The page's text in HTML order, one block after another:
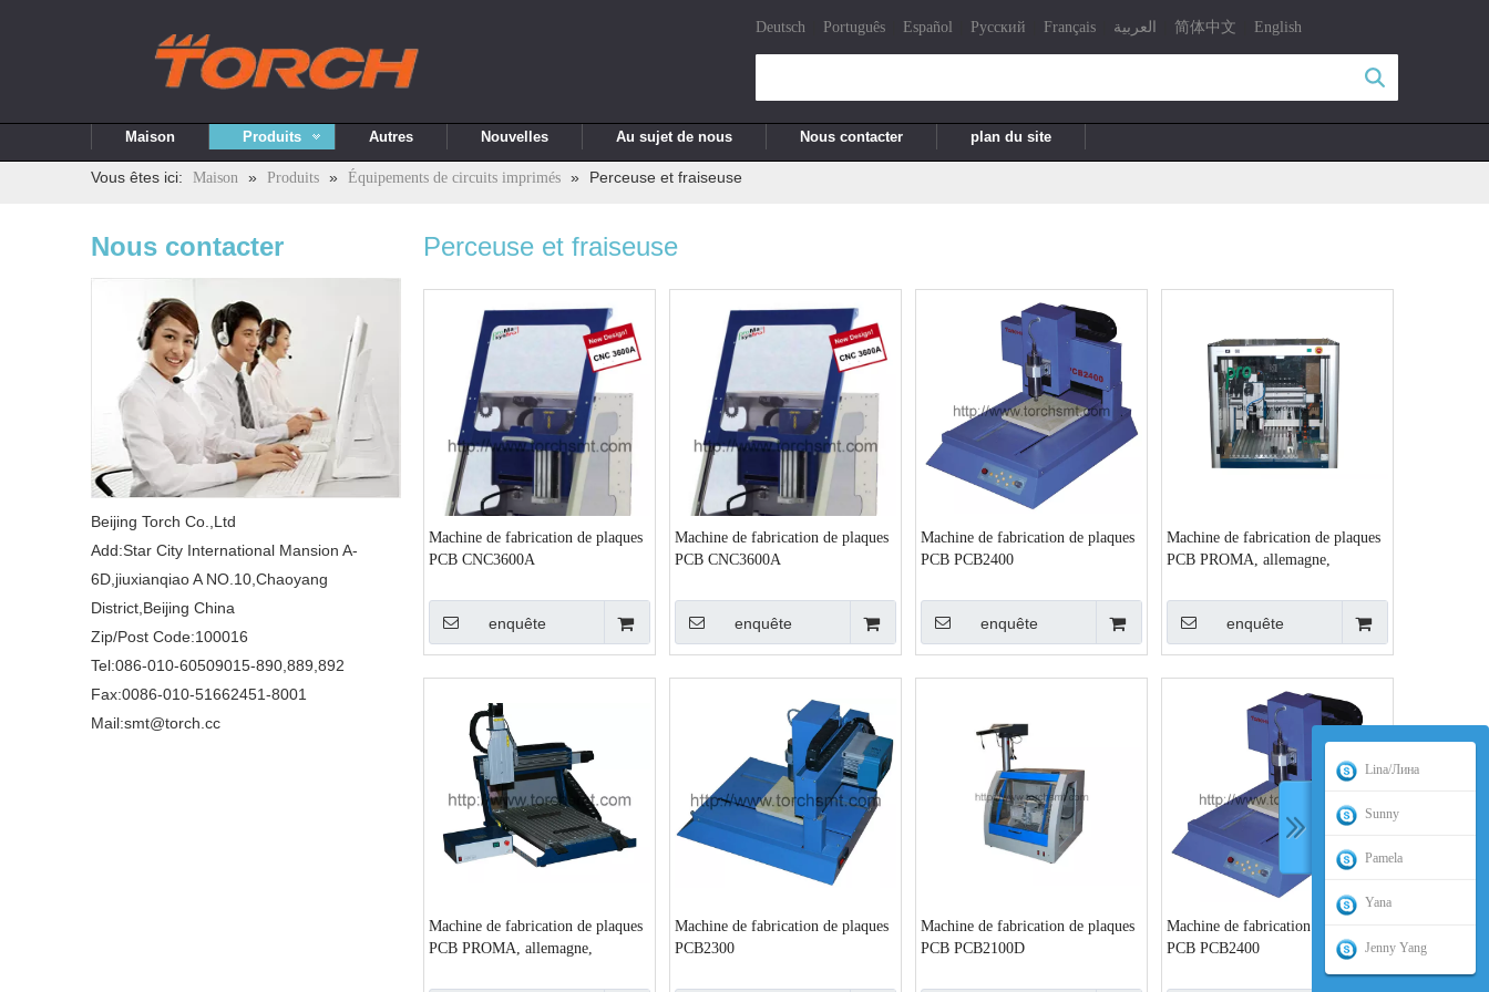
Deutsch Português Español Pусский Français العربية 简体中文 English
Maison Produits Autres Nouvelles Au sujet de nous Nous contacter plan du site
Vous êtes ici: Maison » Produits » Équipements de circuits imprimés » Perceuse et fraiseuse
Nous contacter
Beijing Torch Co.,Ltd
Add:Star City International Mansion A-
6D,jiuxianqiao A NO.10,Chaoyang
District,Beijing China
Zip/Post Code:100016
Tel:086-010-60509015-890,889,892
Fax:0086-010-51662451-8001
Mail:smt@torch.cc
Perceuse et fraiseuse
Machine de fabrication de plaques
PCB CNC3600A
enquête
Machine de fabrication de plaques
PCB CNC3600A
enquête
Machine de fabrication de plaques
PCB PCB2400
enquête
Machine de fabrication de plaques
PCB PROMA, allemagne,
enquête
Machine de fabrication de plaques
PCB PROMA, allemagne,
Machine de fabrication de plaques
PCB2300
Machine de fabrication de plaques
PCB PCB2100D
Machine de fabrication de plaques
PCB PCB2400
Lina/Лина
Sunny
Pamela
Yana
Jenny Yang